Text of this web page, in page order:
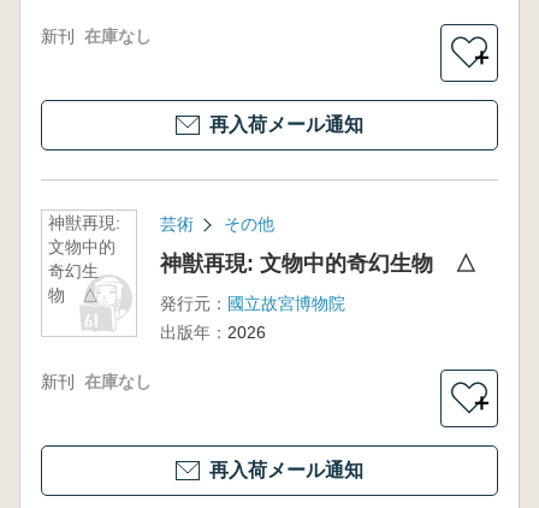
新刊 在庫なし
＋
再入荷メール通知
神獣再現:
文物中的
奇幻生
物 △
芸術 その他
神獣再現: 文物中的奇幻生物 △
発行元： 國立故宮博物院
出版年： 2026
新刊 在庫なし
＋
再入荷メール通知